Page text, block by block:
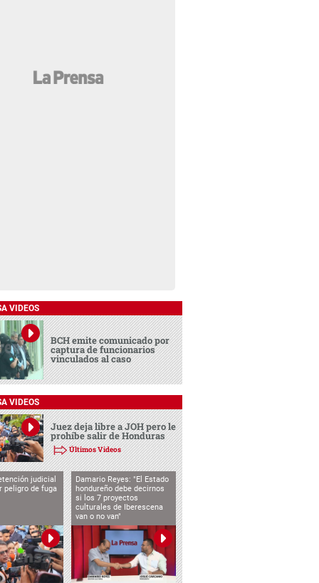
VIDEOS
BCH emite comunicado por
captura de funcionarios
vinculados al caso
VIDEOS
Juez deja libre a JOH pero le
prohíbe salir de Honduras
Últimos Videos
judicial
peligro de fuga
Damario Reyes: "El Estado
hondureño debe decirnos
si los 7 proyectos
culturales de Iberescena
van o no van"